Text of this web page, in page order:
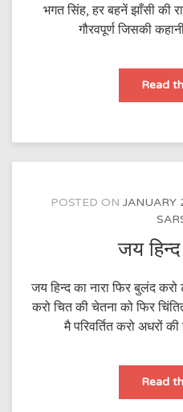
भगत सिंह, हर बहनें झाँसी की
गौरवपूर्ण जिसकी
Read
POSTED ON JANUARY
जय
जय हिन्द का नारा फिर बुलंद
करो चित की चेतना को फिर
मै परिवर्तित करो अधरों
Read